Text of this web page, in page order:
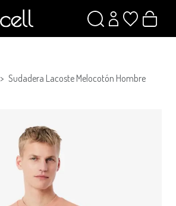
Sudadera Lacoste Melocotón Hombre